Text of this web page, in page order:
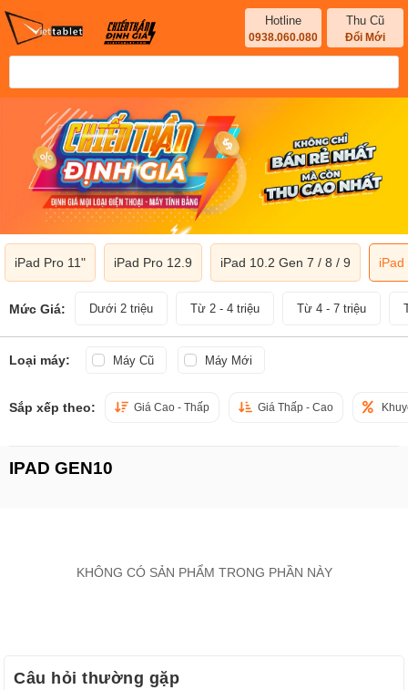
Hotline
0938.060.080
Thu Cũ
Đổi Mới
iPad Pro 11" iPad Pro 12.9 iPad 10.2 Gen 7 / 8 / 9 iPad
Mức Giá: Dưới 2 triệu Từ 2 - 4 triệu Từ 4 - 7 triệu
Loại máy: Máy Cũ Máy Mới
Sắp xếp theo: Giá Cao - Thấp Giá Thấp - Cao
IPAD GEN10
KHÔNG CÓ SẢN PHẨM TRONG PHẦN NÀY
Câu hỏi thường gặp